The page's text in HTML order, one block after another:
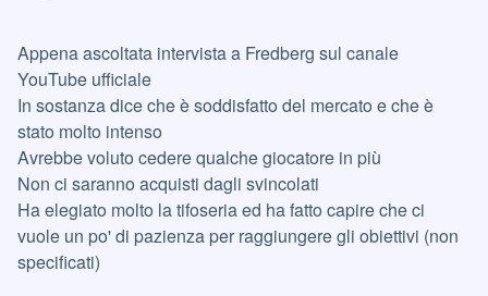
Appena ascoltata intervista a Fredberg sul canale
YouTube ufficiale
In sostanza dice che è soddisfatto del mercato e che è
stato molto intenso
Avrebbe voluto cedere qualche giocatore in più
Non ci saranno acquisti dagli svincolati
Ha elegiato molto la tifoseria ed ha fatto capire che ci
vuole un po' di pazienza per raggiungere gli obiettivi (non
specificati)